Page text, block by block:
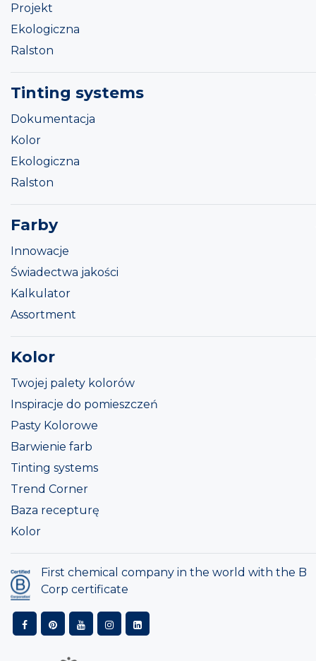
Projekt
Ekologiczna
Ralston
Tinting systems
Dokumentacja
Kolor
Ekologiczna
Ralston
Farby
Innowacje
Świadectwa jakości
Kalkulator
Assortment
Kolor
Twojej palety kolorów
Inspiracje do pomieszczeń
Pasty Kolorowe
Barwienie farb
Tinting systems
Trend Corner
Baza recepturę
Kolor
First chemical company in the world with the B
Corp certificate